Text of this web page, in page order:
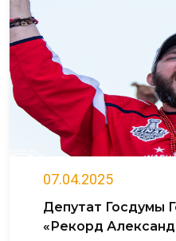
07.04.2025
Депутат Госдумы
«Рекорд